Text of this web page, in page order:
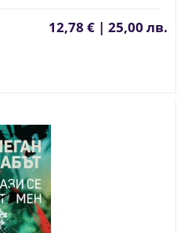
12,78 € | 25,00 лв.